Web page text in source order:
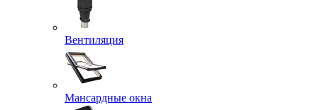
Вентиляция
Мансардные окна